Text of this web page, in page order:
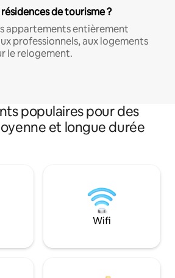
de tourisme ?
appartements entièrement
professionnels, aux logements
le relogement.
populaires pour des
et longue durée
Wifi